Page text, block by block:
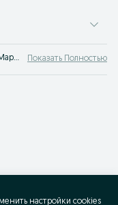
Продажа кошек на доске объявлений OLX.uz Марджанбулак. Заведи себе друга! Покупай котенка на OLX (ранее Torg)! Показать Полностью
настройки cookies